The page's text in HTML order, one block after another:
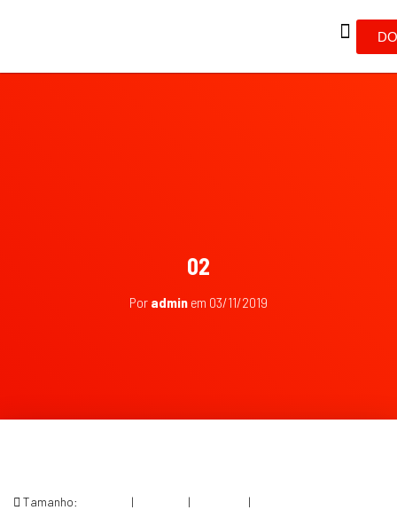
02
Por admin em 03/11/2019
Tamanho: | | |